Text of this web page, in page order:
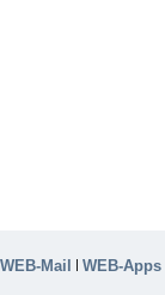
WEB-Mail | WEB-Apps